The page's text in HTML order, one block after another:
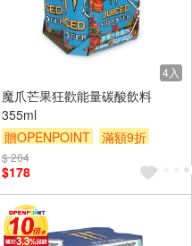
4入
魔爪芒果狂歡能量碳酸飲料
355ml
贈OPENPOINT
滿額9折
贈$200
$ 204
$178